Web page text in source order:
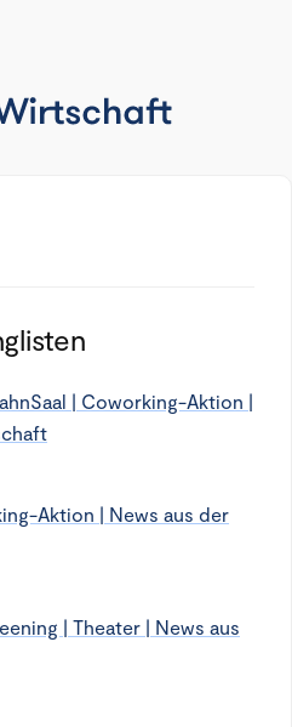
| Coworking-Aktion |
Aktion | News aus der
| Theater | News aus